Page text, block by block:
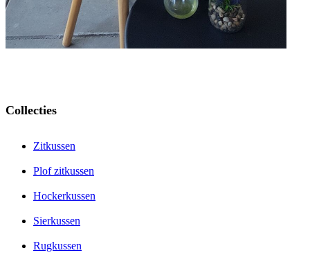
Collecties
Zitkussen
Plof zitkussen
Hockerkussen
Sierkussen
Rugkussen